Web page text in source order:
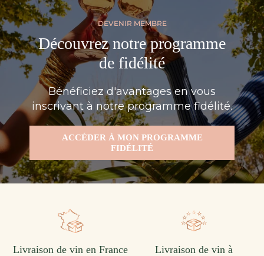
DEVENIR MEMBRE
Découvrez notre programme
de fidélité
Bénéficiez d'avantages en vous
inscrivant à notre programme fidélité.
ACCÉDER À MON PROGRAMME
FIDÉLITÉ
Livraison de vin en France
Livraison de vin à